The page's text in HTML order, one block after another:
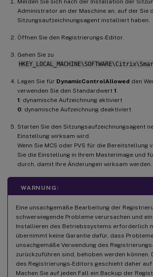
Administrator an der Maschine an, auf der Sie
Sitzungsaufzeichnungsagent installiert haben.
Öffnen Sie den Registrierungs-Editor.
Gehen Sie zu
Legen Sie für DynamicControlAllowed den
verwenden Sie den Standardwert 1
1: dynamische Aufzeichnung aktiviert
0: dynamische Aufzeichnung deaktiviert
Starten Sie den Sitzungsaufzeichnungsagent
Einstellung wirksam wird.
Wenn Sie MCS oder PVS für die Bereitstellung
Sie die Einstellung in Ihrem Masterimage und
durch, damit Ihre Änderungen wirksam werden.
WARNUNG:
Eine unsachgemäße Bearbeitung der
schwerwiegende Probleme verursachen und
Installieren des Betriebssystems erforderlich
übernimmt keine Garantie dafür, dass
unsachgemäße Verwendung des
zurückzuführen sind, behoben werden können.
des Registrierungs-Editors geschieht daher auf
Machen Sie auf jeden Fall ein Backup der